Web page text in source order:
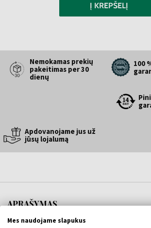
Į KREPŠELĮ
Nemokamas prekių
pakeitimas per 30
dienų
100
Apdovanojame jus už
jūsų lojalumą
APRAŠYMAS
Pamirškite taisykles, ribas ir ribas. Unisex
Mes naudojame slapukus